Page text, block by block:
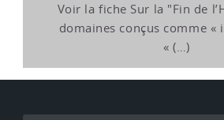
Voir la fiche Sur la "Fin de
domaines conçus comme «
« (…)